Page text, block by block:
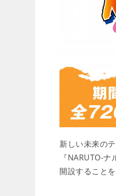
新しい未来の
『NARUTO-
開設すること